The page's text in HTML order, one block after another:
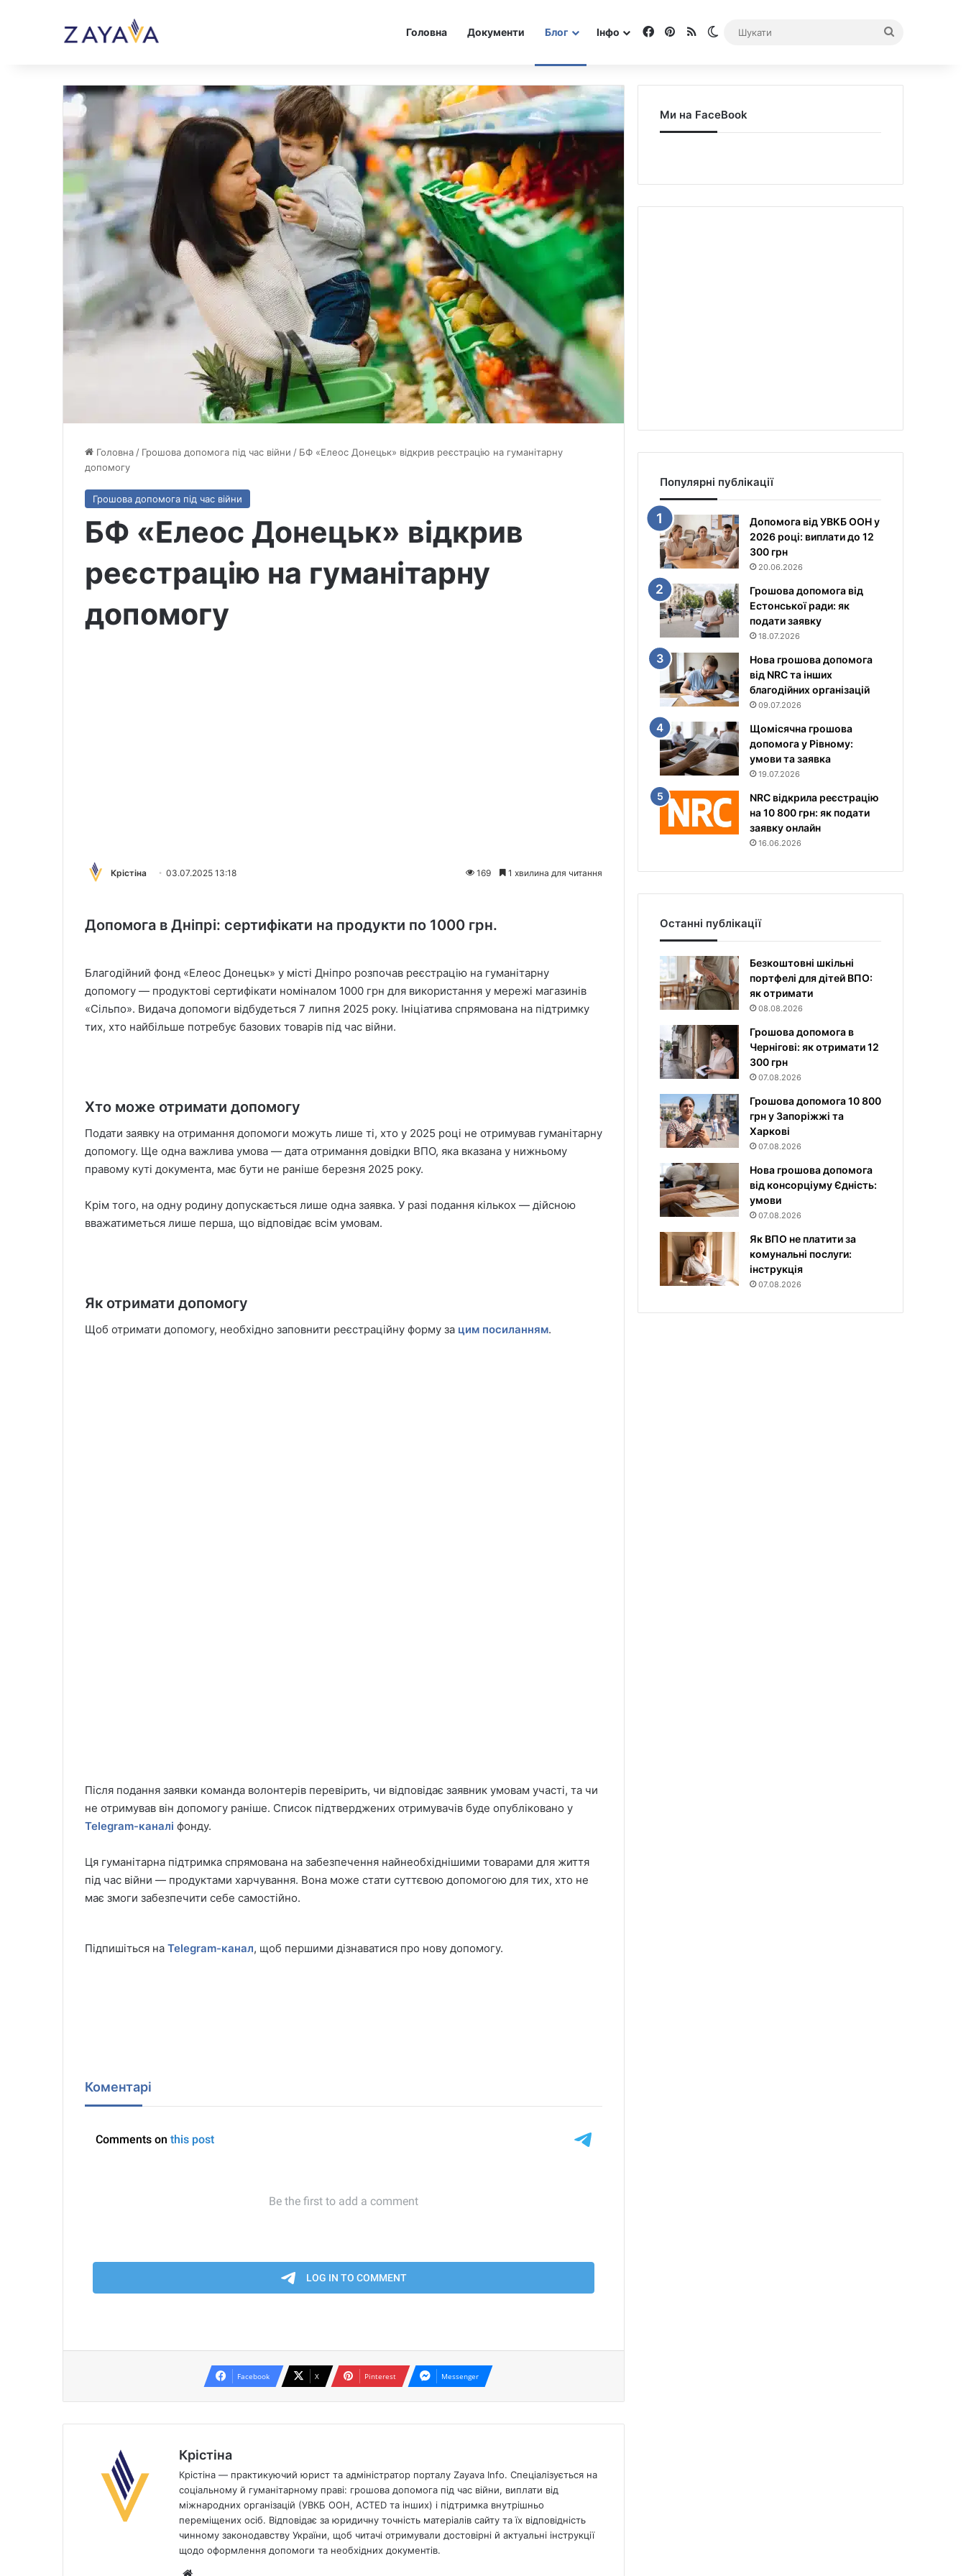
Головна Документи Блог Інфо Facebook
Pinterest
RSS Switch skin
Головна / Грошова допомога під час війни / БФ «Елеос Донецьк» відкрив реєстрацію на гуманітарну
допомогу
Грошова допомога під час війни
БФ «Елеос Донецьк» відкрив
реєстрацію на гуманітарну
допомогу
Крістіна 03.07.2025 13:18 169 1 хвилина для читання
Допомога в Дніпрі: сертифікати на продукти по 1000 грн.
Благодійний фонд «Елеос Донецьк» у місті Дніпро розпочав реєстрацію на гуманітарну
допомогу — продуктові сертифікати номіналом 1000 грн для використання у мережі магазинів
«Сільпо». Видача допомоги відбудеться 7 липня 2025 року. Ініціатива спрямована на підтримку
тих, хто найбільше потребує базових товарів під час війни.
Хто може отримати допомогу
Подати заявку на отримання допомоги можуть лише ті, хто у 2025 році не отримував гуманітарну
допомогу. Ще одна важлива умова — дата отримання довідки ВПО, яка вказана у нижньому
правому куті документа, має бути не раніше березня 2025 року.
Крім того, на одну родину допускається лише одна заявка. У разі подання кількох — дійсною
вважатиметься лише перша, що відповідає всім умовам.
Як отримати допомогу
Щоб отримати допомогу, необхідно заповнити реєстраційну форму за цим посиланням.
Після подання заявки команда волонтерів перевірить, чи відповідає заявник умовам участі, та чи
не отримував він допомогу раніше. Список підтверджених отримувачів буде опубліковано у
Telegram-каналі фонду.
Ця гуманітарна підтримка спрямована на забезпечення найнеобхіднішими товарами для життя
під час війни — продуктами харчування. Вона може стати суттєвою допомогою для тих, хто не
має змоги забезпечити себе самостійно.
Підпишіться на Telegram-канал, щоб першими дізнаватися про нову допомогу.
Коментарі
Facebook X Pinterest Messenger
Крістіна
Крістіна — практикуючий юрист та адміністратор порталу Zayava Info. Спеціалізується на
соціальному й гуманітарному праві: грошова допомога під час війни, виплати від
міжнародних організацій (УВКБ ООН, ACTED та інших) і підтримка внутрішньо
переміщених осіб. Відповідає за юридичну точність матеріалів сайту та їх відповідність
чинному законодавству України, щоб читачі отримували достовірні й актуальні інструкції
щодо оформлення допомоги та необхідних документів.
Ми на FaceBook
Популярні публікації
Допомога від УВКБ ООН у
2026 році: виплати до 12
300 грн
20.06.2026
Грошова допомога від
Естонської ради: як
подати заявку
18.07.2026
Нова грошова допомога
від NRC та інших
благодійних організацій
09.07.2026
Щомісячна грошова
допомога у Рівному:
умови та заявка
19.07.2026
NRC відкрила реєстрацію
на 10 800 грн: як подати
заявку онлайн
16.06.2026
Останні публікації
Безкоштовні шкільні
портфелі для дітей ВПО:
як отримати
08.08.2026
Грошова допомога в
Чернігові: як отримати 12
300 грн
07.08.2026
Грошова допомога 10 800
грн у Запоріжжі та
Харкові
07.08.2026
Нова грошова допомога
від консорціуму Єдність:
умови
07.08.2026
Як ВПО не платити за
комунальні послуги:
інструкція
07.08.2026